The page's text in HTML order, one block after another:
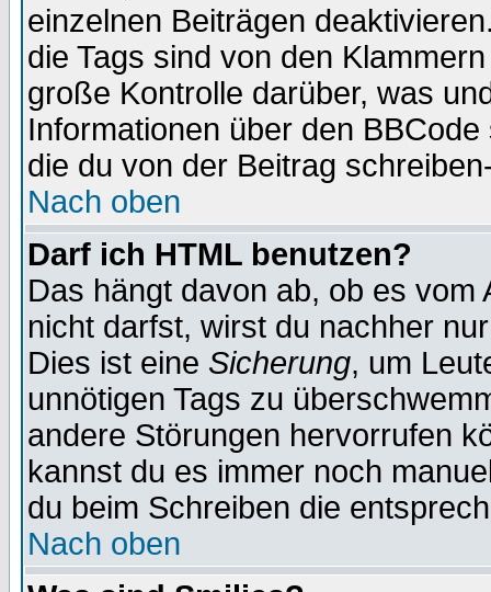
einzelnen Beiträgen
die Tags sind von den
große Kontrolle darüber, was
Informationen über den
die du von der Beitrag
Nach oben
Darf ich HTML benutzen?
Das hängt davon ab, ob es
nicht darfst, wirst du nachher
Dies ist eine Sicherung, um
unnötigen Tags zu
andere Störungen hervorrufen
kannst du es immer noch
du beim Schreiben die
Nach oben